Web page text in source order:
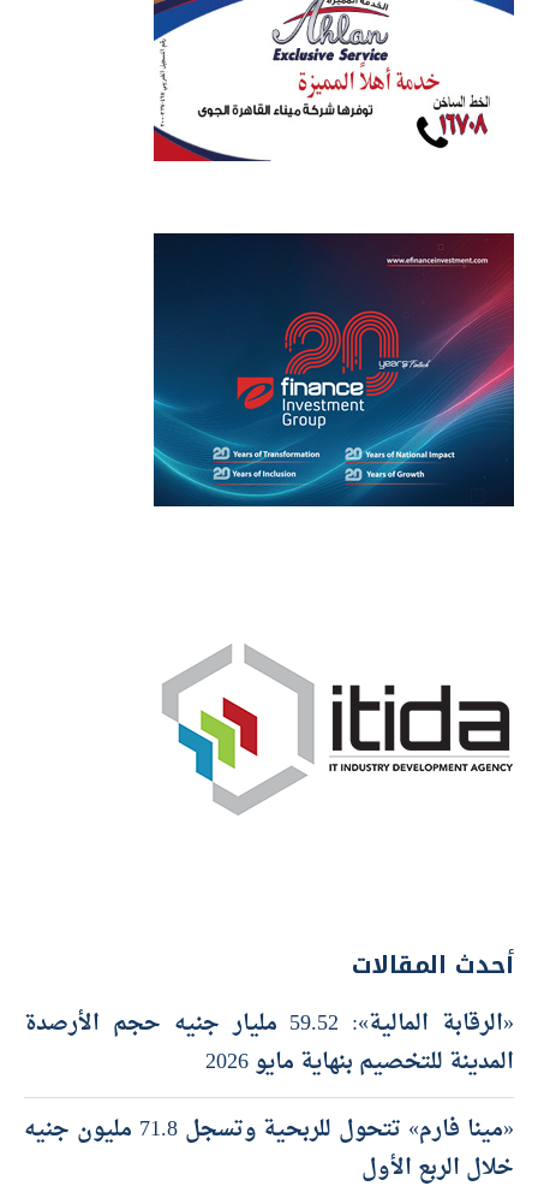
أحدث المقالات
«الرقابة المالية»: 59.52 مليار جنيه حجم الأرصدة
المدينة للتخصيم بنهاية مايو 2026
«مينا فارم» تتحول للربحية وتسجل 71.8 مليون جنيه
خلال الربع الأول